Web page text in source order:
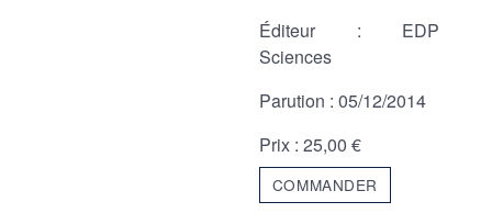
Éditeur : EDP
Sciences
Parution : 05/12/2014
Prix : 25,00 €
COMMANDER